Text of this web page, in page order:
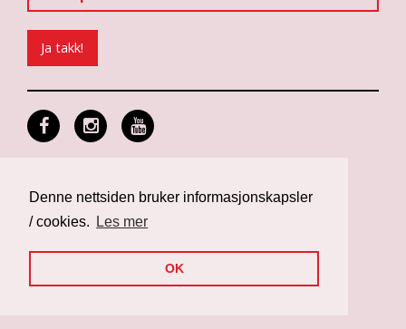
Denne nettsiden bruker informasjonskapsler
/ cookies.
Les mer
OK
Design: Differ Media
Web: Noop